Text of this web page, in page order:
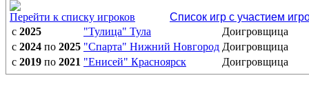
Перейти к списку игроков
Список игр с участием
с 2025 "Тулица" Тула
Доигровщица
с 2024 по 2025 "Спарта" Нижний Новгород Доигровщица
с 2019 по 2021 "Енисей" Красноярск Доигровщица